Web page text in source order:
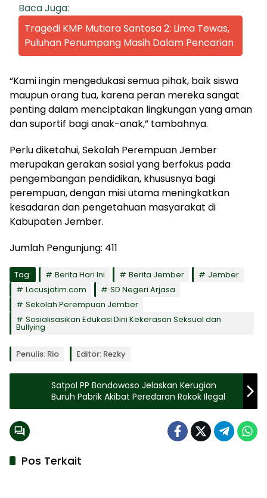
Baca Juga:
Tragedi KMP Mutiara Santosa 2: Lima Tewas,
Puluhan Penumpang Masih Dalam Pencarian
“Kami ingin mengedukasi semua pihak, baik siswa
maupun orang tua, karena peran mereka sangat
penting dalam menciptakan lingkungan yang aman
dan suportif bagi anak-anak,” tambahnya.
Perlu diketahui, Sekolah Perempuan Jember
merupakan gerakan sosial yang berfokus pada
pengembangan pendidikan, khususnya bagi
perempuan, dengan misi utama meningkatkan
kesadaran dan pengetahuan masyarakat di
Kabupaten Jember.
Jumlah Pengunjung: 411
Tag: Berita Hari Ini Berita Jember
Jember
Locusjatim.com
SD Negeri Arjasa
Sekolah Perempuan Jember
Sosialisasikan Edukasi Dini Kekerasan Seksual dan
Bullying
Penulis: Rio Editor: Rezky
Satpol PP Bondowoso Jelaskan Kerugian
Buruh Pabrik Akibat Peredaran Rokok Ilegal
Pos Terkait